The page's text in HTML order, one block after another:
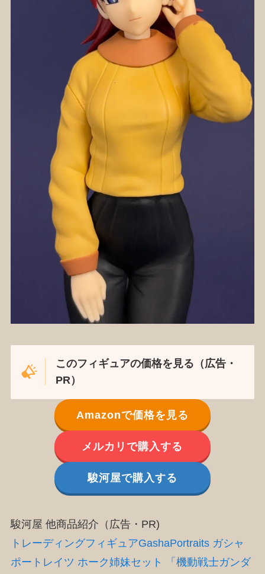
このフィギュアの価格を見る（広告・
PR）
Amazonで価格を見る
メルカリで購入する
駿河屋で購入する
駿河屋 他商品紹介（広告・PR)
トレーディングフィギュアGashaPortraits ガシャ
ポートレイツ ホーク姉妹セット 「機動戦士ガンダ